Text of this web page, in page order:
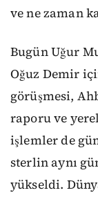
ve ne zaman
Bugün Uğur
Oğuz Demir
görüşmesi,
raporu ve
işlemler de
sterlin aynı
yükseldi.